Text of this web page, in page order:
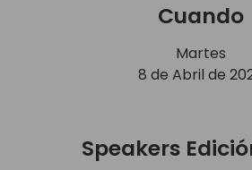
Cuando
Martes
8 de Abril de
Speakers